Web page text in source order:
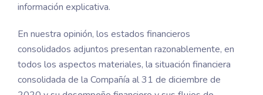
información explicativa.
En nuestra opinión, los estados financieros
consolidados adjuntos presentan razonablemente, en
todos los aspectos materiales, la situación financiera
consolidada de la Compañía al 31 de diciembre de